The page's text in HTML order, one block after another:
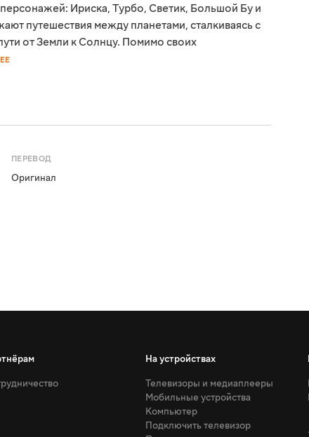
Ириска, Турбо, Светик, Большой Бу и
путешествия между планетами, сталкиваясь с
от Земли к Солнцу. Помимо своих
ПЕРЕВОД
Оригинал
На устройствах
Телевизоры и медиаплееры
Мобильные устройства
Компьютер
Подключить телевизор